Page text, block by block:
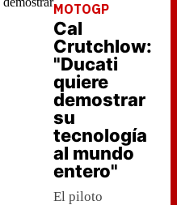
MOTOGP
Cal
Crutchlow:
"Ducati
quiere
demostrar
su
tecnología
al mundo
entero"
El piloto